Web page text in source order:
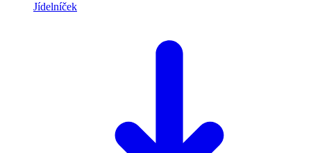
Jídelníček